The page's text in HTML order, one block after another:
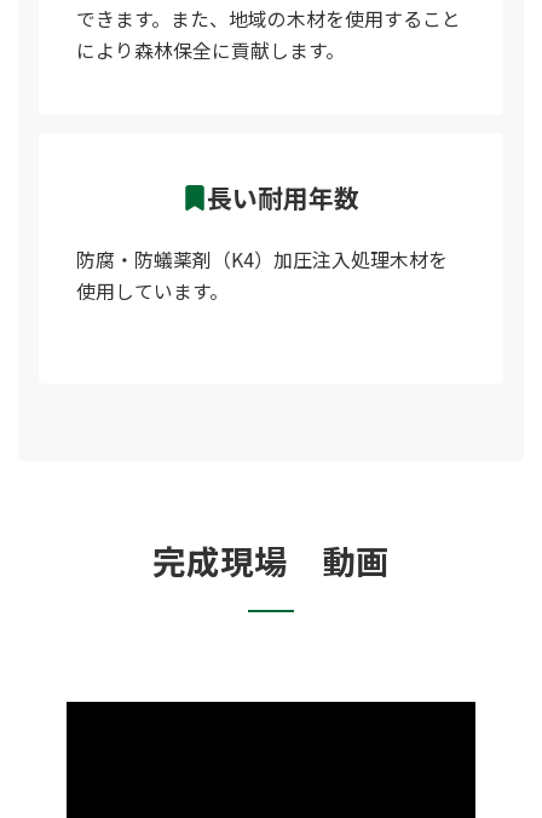
できます。また、地域の木材を使用すること
により森林保全に貢献します。
長い耐用年数
防腐・防蟻薬剤（K4）加圧注入処理木材を
使用しています。
完成現場 動画